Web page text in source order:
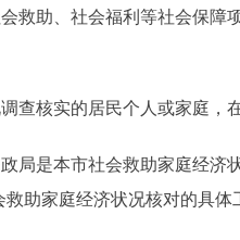
况
助、社会福利等社会保障项
核实的居民个人或家庭，
本市社会救助家庭经济状
救助家庭经济状况核对的具体